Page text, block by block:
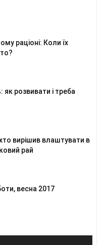
раціоні: Коли їх
як розвивати і треба
вирішив влаштувати в
рай
весна 2017